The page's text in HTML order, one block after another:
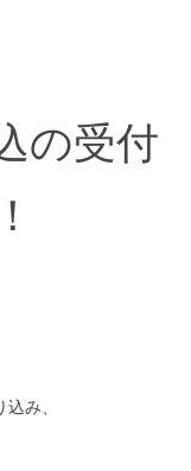
の受付
み、